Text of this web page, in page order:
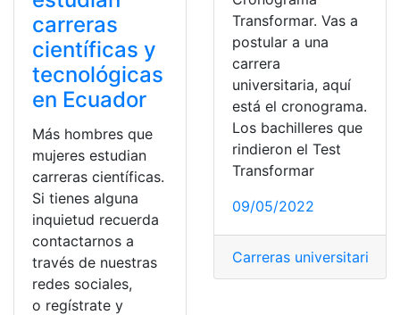
carreras
científicas y
tecnológicas
en Ecuador
Más hombres que
mujeres estudian
carreras científicas.
Si tienes alguna
inquietud recuerda
contactarnos a
través de nuestras
redes sociales,
o regístrate y
Transformar. Vas a
postular a una
carrera
universitaria, aquí
está el cronograma.
Los bachilleres que
rindieron el Test
Transformar
09/05/2022
Carreras universitarias